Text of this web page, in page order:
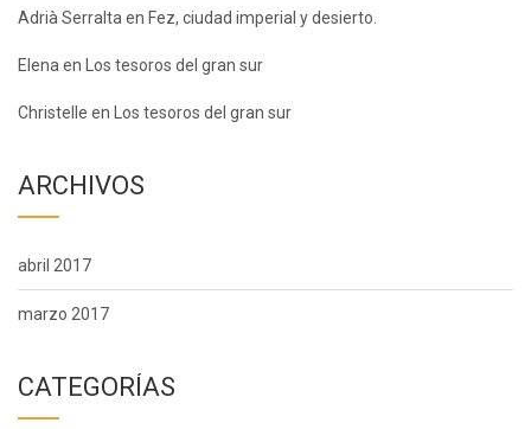
Adrià Serralta en Fez, ciudad imperial y desierto.
Elena en Los tesoros del gran sur
Christelle en Los tesoros del gran sur
ARCHIVOS
abril 2017
marzo 2017
CATEGORÍAS